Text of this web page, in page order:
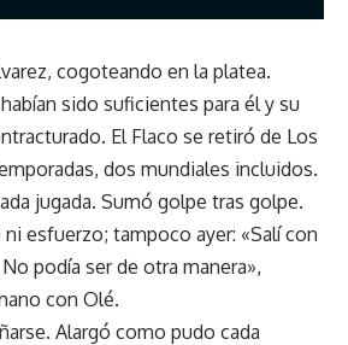
cogoteando en la platea.
sido suficientes para él y su
El Flaco se retiró de Los
dos mundiales incluidos.
jugada. Sumó golpe tras golpe.
esfuerzo; tampoco ayer: «Salí con
podía ser de otra manera»,
con Olé.
Alargó como pudo cada